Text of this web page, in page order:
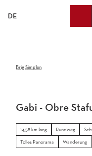
DE
Brig Simplon
Gabi - Obre
14,58 km lang Rundweg
Tolles Panorama
Wanderung